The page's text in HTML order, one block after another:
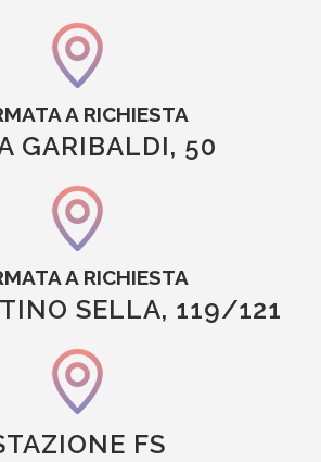
A RICHIESTA
GARIBALDI, 50
A RICHIESTA
SELLA, 119/121
FS